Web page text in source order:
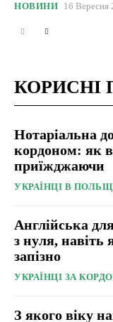
НОВИНИ 16 Вересня
КОРИСНІ
Нотаріальна
кордоном: як
приїжджаючи
УКРАЇНЦІ В
Англійська
з нуля, навіть
запізно
УКРАЇНЦІ ЗА
З якого віку